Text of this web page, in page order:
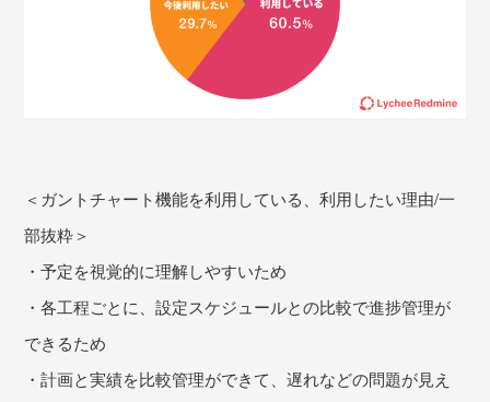
＜ガントチャート機能を利用している、利用したい理由/一
部抜粋＞
・予定を視覚的に理解しやすいため
・各工程ごとに、設定スケジュールとの比較で進捗管理が
できるため
・計画と実績を比較管理ができて、遅れなどの問題が見え